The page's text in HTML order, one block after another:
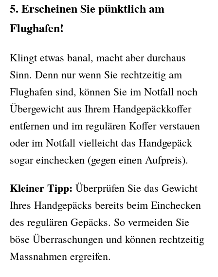
5. Erscheinen Sie pünktlich am
Flughafen!
Klingt etwas banal, macht aber durchaus
Sinn. Denn nur wenn Sie rechtzeitig am
Flughafen sind, können Sie im Notfall noch
Übergewicht aus Ihrem Handgepäckkoffer
entfernen und im regulären Koffer verstauen
oder im Notfall vielleicht das Handgepäck
sogar einchecken (gegen einen Aufpreis).
Kleiner Tipp: Überprüfen Sie das Gewicht
Ihres Handgepäcks bereits beim Einchecken
des regulären Gepäcks. So vermeiden Sie
böse Überraschungen und können rechtzeitig
Massnahmen ergreifen.